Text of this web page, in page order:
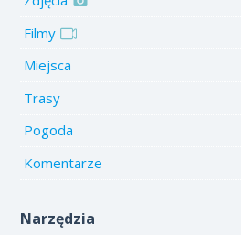
Filmy
Miejsca
Trasy
Pogoda
Komentarze
Narzędzia